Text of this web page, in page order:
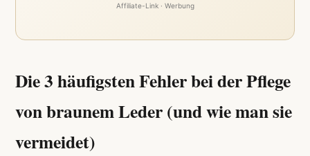
Affiliate-Link · Werbung
Die 3 häufigsten Fehler bei der Pflege
von braunem Leder (und wie man sie
vermeidet)